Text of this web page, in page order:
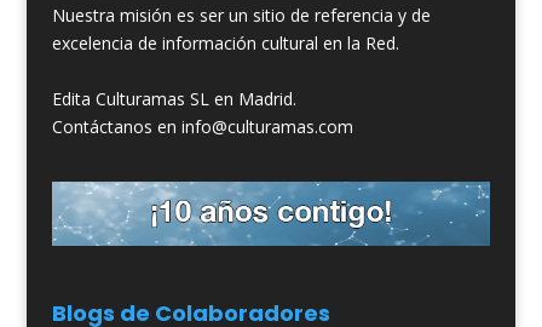
Nuestra misión es ser un sitio de referencia y de
excelencia de información cultural en la Red.
Edita Culturamas SL en Madrid.
Contáctanos en info@culturamas.com
Blogs de Colaboradores